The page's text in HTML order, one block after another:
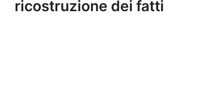
ricostruzione dei fatti